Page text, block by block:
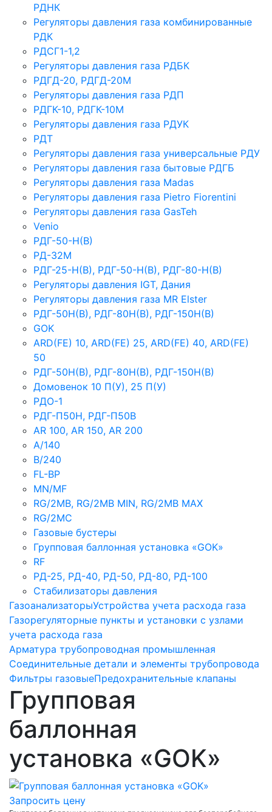
РДНК
Регуляторы давления газа комбинированные
РДК
РДСГ1-1,2
Регуляторы давления газа РДБК
РДГД-20, РДГД-20М
Регуляторы давления газа РДП
РДГК-10, РДГК-10М
Регуляторы давления газа РДУК
РДТ
Регуляторы давления газа универсальные РДУ
Регуляторы давления газа бытовые РДГБ
Регуляторы давления газа Madas
Регуляторы давления газа Рietro Fiorentini
Регуляторы давления газа GasTeh
Venio
РДГ-50-Н(В)
РД-32М
РДГ-25-Н(В), РДГ-50-Н(В), РДГ-80-Н(В)
Регуляторы давления IGT, Дания
Регуляторы давления газа MR Elster
РДГ-50Н(В), РДГ-80Н(В), РДГ-150Н(В)
GOK
ARD(FE) 10, ARD(FE) 25, ARD(FE) 40, ARD(FE)
50
РДГ-50Н(В), РДГ-80Н(В), РДГ-150Н(В)
Домовенок 10 П(У), 25 П(У)
РДО-1
РДГ-П50Н, РДГ-П50В
AR 100, AR 150, AR 200
A/140
B/240
FL-BP
MN/MF
RG/2MB, RG/2MB MIN, RG/2MB MAX
RG/2MC
Газовые бустеры
Групповая баллонная установка «GOK»
RF
РД-25, РД-40, РД-50, РД-80, РД-100
Стабилизаторы давления
ГазоанализаторыУстройства учета расхода газа
Газорегуляторные пункты и установки с узлами
учета расхода газа
Арматура трубопроводная промышленная
Соединительные детали и элементы трубопровода
Фильтры газовыеПредохранительные клапаны
Групповая
баллонная
установка «GOK»
Запросить цену